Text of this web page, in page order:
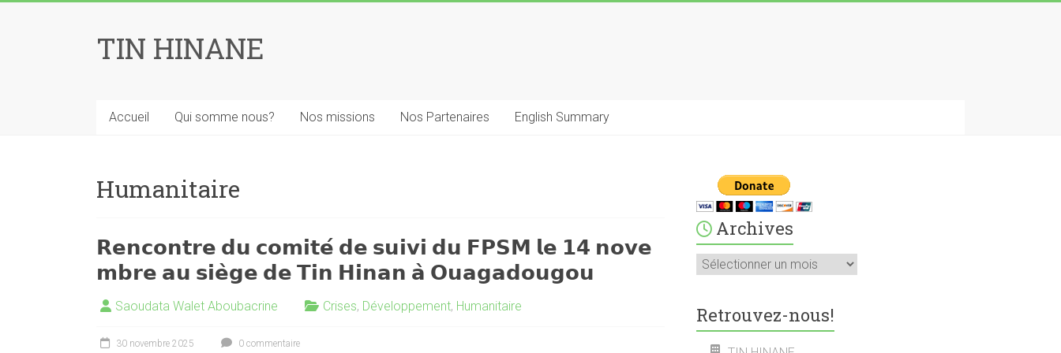
TIN HINANE
Accueil Qui somme nous? Nos missions Nos Partenaires English Summary
Humanitaire
𝗥𝗲𝗻𝗰𝗼𝗻𝘁𝗿𝗲 𝗱𝘂 𝗰𝗼𝗺𝗶𝘁𝗲́ 𝗱𝗲 𝘀𝘂𝗶𝘃𝗶 𝗱𝘂 𝗙𝗣𝗦𝗠 𝗹𝗲 𝟭𝟰 𝗻𝗼𝘃𝗲
𝗺𝗯𝗿𝗲 𝗮𝘂 𝘀𝗶𝗲̀𝗴𝗲 𝗱𝗲 𝗧𝗶𝗻 𝗛𝗶𝗻𝗮𝗻 𝗮̀ 𝗢𝘂𝗮𝗴𝗮𝗱𝗼𝘂𝗴𝗼𝘂
Saoudata Walet Aboubacrine Crises, Développement, Humanitaire
30 novembre 2025 0 commentaire
Archives
Archives
Retrouvez-nous!